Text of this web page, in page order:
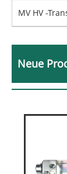
MV HV -
Neue